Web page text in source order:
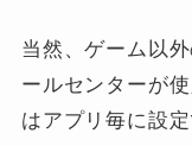
当然、ゲーム以
ールセンターが
はアプリ毎に設